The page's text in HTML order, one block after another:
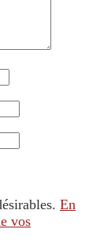
En
vos